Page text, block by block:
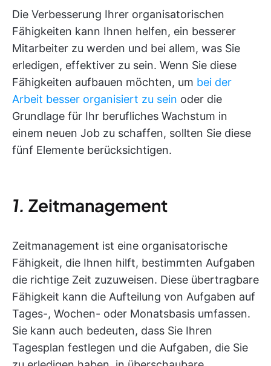
Die Verbesserung Ihrer organisatorischen
Fähigkeiten kann Ihnen helfen, ein besserer
Mitarbeiter zu werden und bei allem, was Sie
erledigen, effektiver zu sein. Wenn Sie diese
Fähigkeiten aufbauen möchten, um bei der
Arbeit besser organisiert zu sein oder die
Grundlage für Ihr berufliches Wachstum in
einem neuen Job zu schaffen, sollten Sie diese
fünf Elemente berücksichtigen.
1. Zeitmanagement
Zeitmanagement ist eine organisatorische
Fähigkeit, die Ihnen hilft, bestimmten Aufgaben
die richtige Zeit zuzuweisen. Diese übertragbare
Fähigkeit kann die Aufteilung von Aufgaben auf
Tages-, Wochen- oder Monatsbasis umfassen.
Sie kann auch bedeuten, dass Sie Ihren
Tagesplan festlegen und die Aufgaben, die Sie